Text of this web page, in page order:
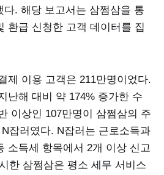
다. 해당 보고서는 삼쩜삼을 통
환급 신청한 고객 데이터를 집
제 이용 고객은 211만명이었다.
난해 대비 약 174% 증가한 수
이상인 107만명이 삼쩜삼의 주
잡러였다. N잡러는 근로소득과
소득세 항목에서 2개 이상 신고
한 삼쩜삼은 평소 세무 서비스